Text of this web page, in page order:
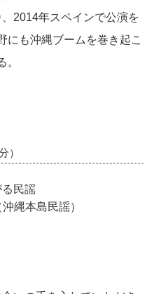
2014年スペインで公演を
にも沖縄ブームを巻き起こ
。
）
民謡
縄本島民謡）